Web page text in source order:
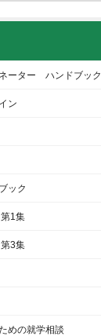
ーター ハンドブック
ン
ック
1集
3集
めの就学相談